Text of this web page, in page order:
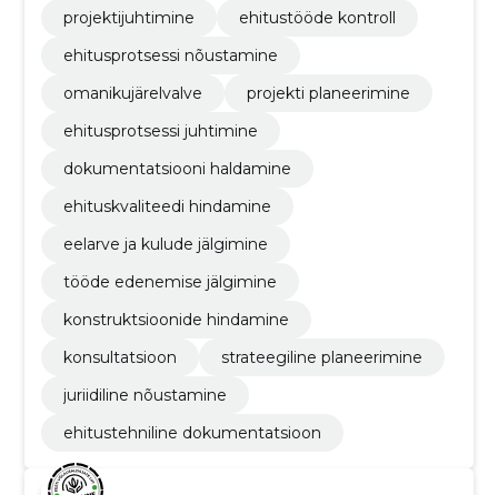
projektijuhtimine
ehitustööde kontroll
ehitusprotsessi nõustamine
omanikujärelvalve
projekti planeerimine
ehitusprotsessi juhtimine
dokumentatsiooni haldamine
ehituskvaliteedi hindamine
eelarve ja kulude jälgimine
tööde edenemise jälgimine
konstruktsioonide hindamine
konsultatsioon
strateegiline planeerimine
juriidiline nõustamine
ehitustehniline dokumentatsioon